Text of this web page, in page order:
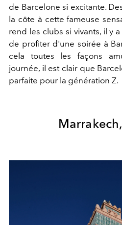
de Barcelone si excitante.
la côte à cette fameuse
rend les clubs si vivants, il y
de profiter d'une soirée à
cela toutes les façons
journée, il est clair que
parfaite pour la génération Z.